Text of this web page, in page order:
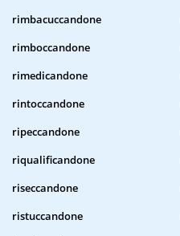
rimbacuccandone
rimboccandone
rimedicandone
rintoccandone
ripeccandone
riqualificandone
riseccandone
ristuccandone